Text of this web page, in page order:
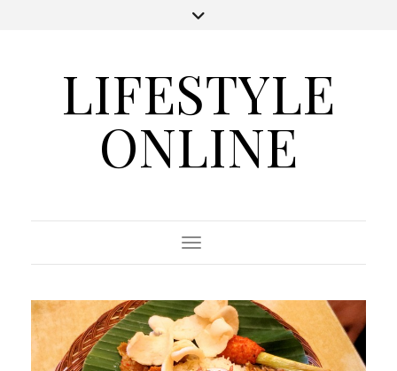
LIFESTYLE
ONLINE
Toggle Navigation